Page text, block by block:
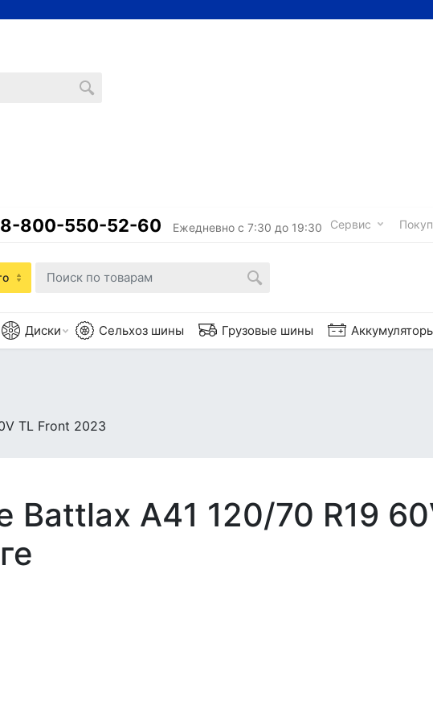
8-800-550-52-60 Ежедневно с 7:30 до 19:30 Сервис
Диски Сельхоз шины Грузовые шины
TL Front 2023
A41 120/70 R19